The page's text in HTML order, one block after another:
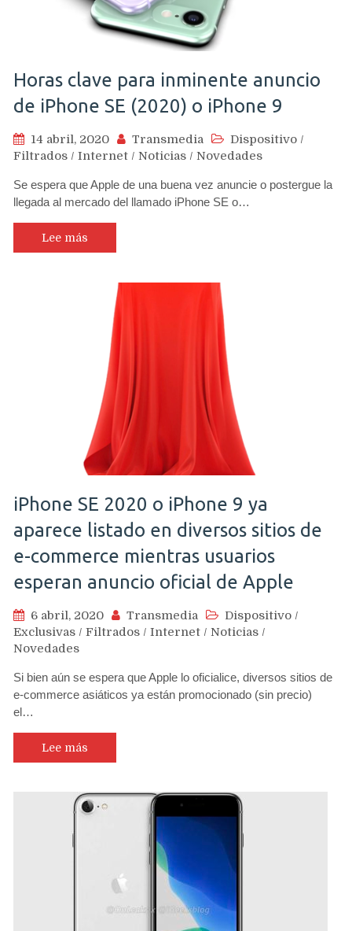
Horas clave para inminente anuncio
de iPhone SE (2020) o iPhone 9
14 abril, 2020 Transmedia Dispositivo /
Filtrados / Internet / Noticias / Novedades
Se espera que Apple de una buena vez anuncie o postergue la
llegada al mercado del llamado iPhone SE o…
Lee más
iPhone SE 2020 o iPhone 9 ya
aparece listado en diversos sitios de
e-commerce mientras usuarios
esperan anuncio oficial de Apple
6 abril, 2020 Transmedia Dispositivo /
Exclusivas / Filtrados / Internet / Noticias /
Novedades
Si bien aún se espera que Apple lo oficialice, diversos sitios de
e-commerce asiáticos ya están promocionado (sin precio)
el…
Lee más